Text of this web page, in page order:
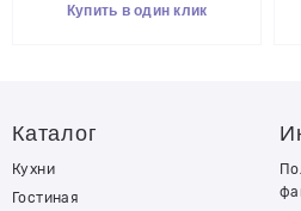
Купить в один клик
Каталог
Кухни
Гостиная